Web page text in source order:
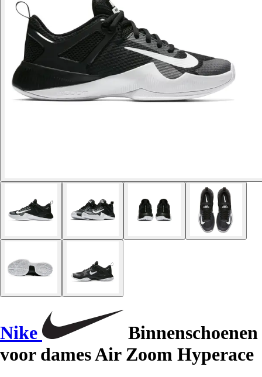
Nike
Binnenschoenen
voor dames Air Zoom Hyperace